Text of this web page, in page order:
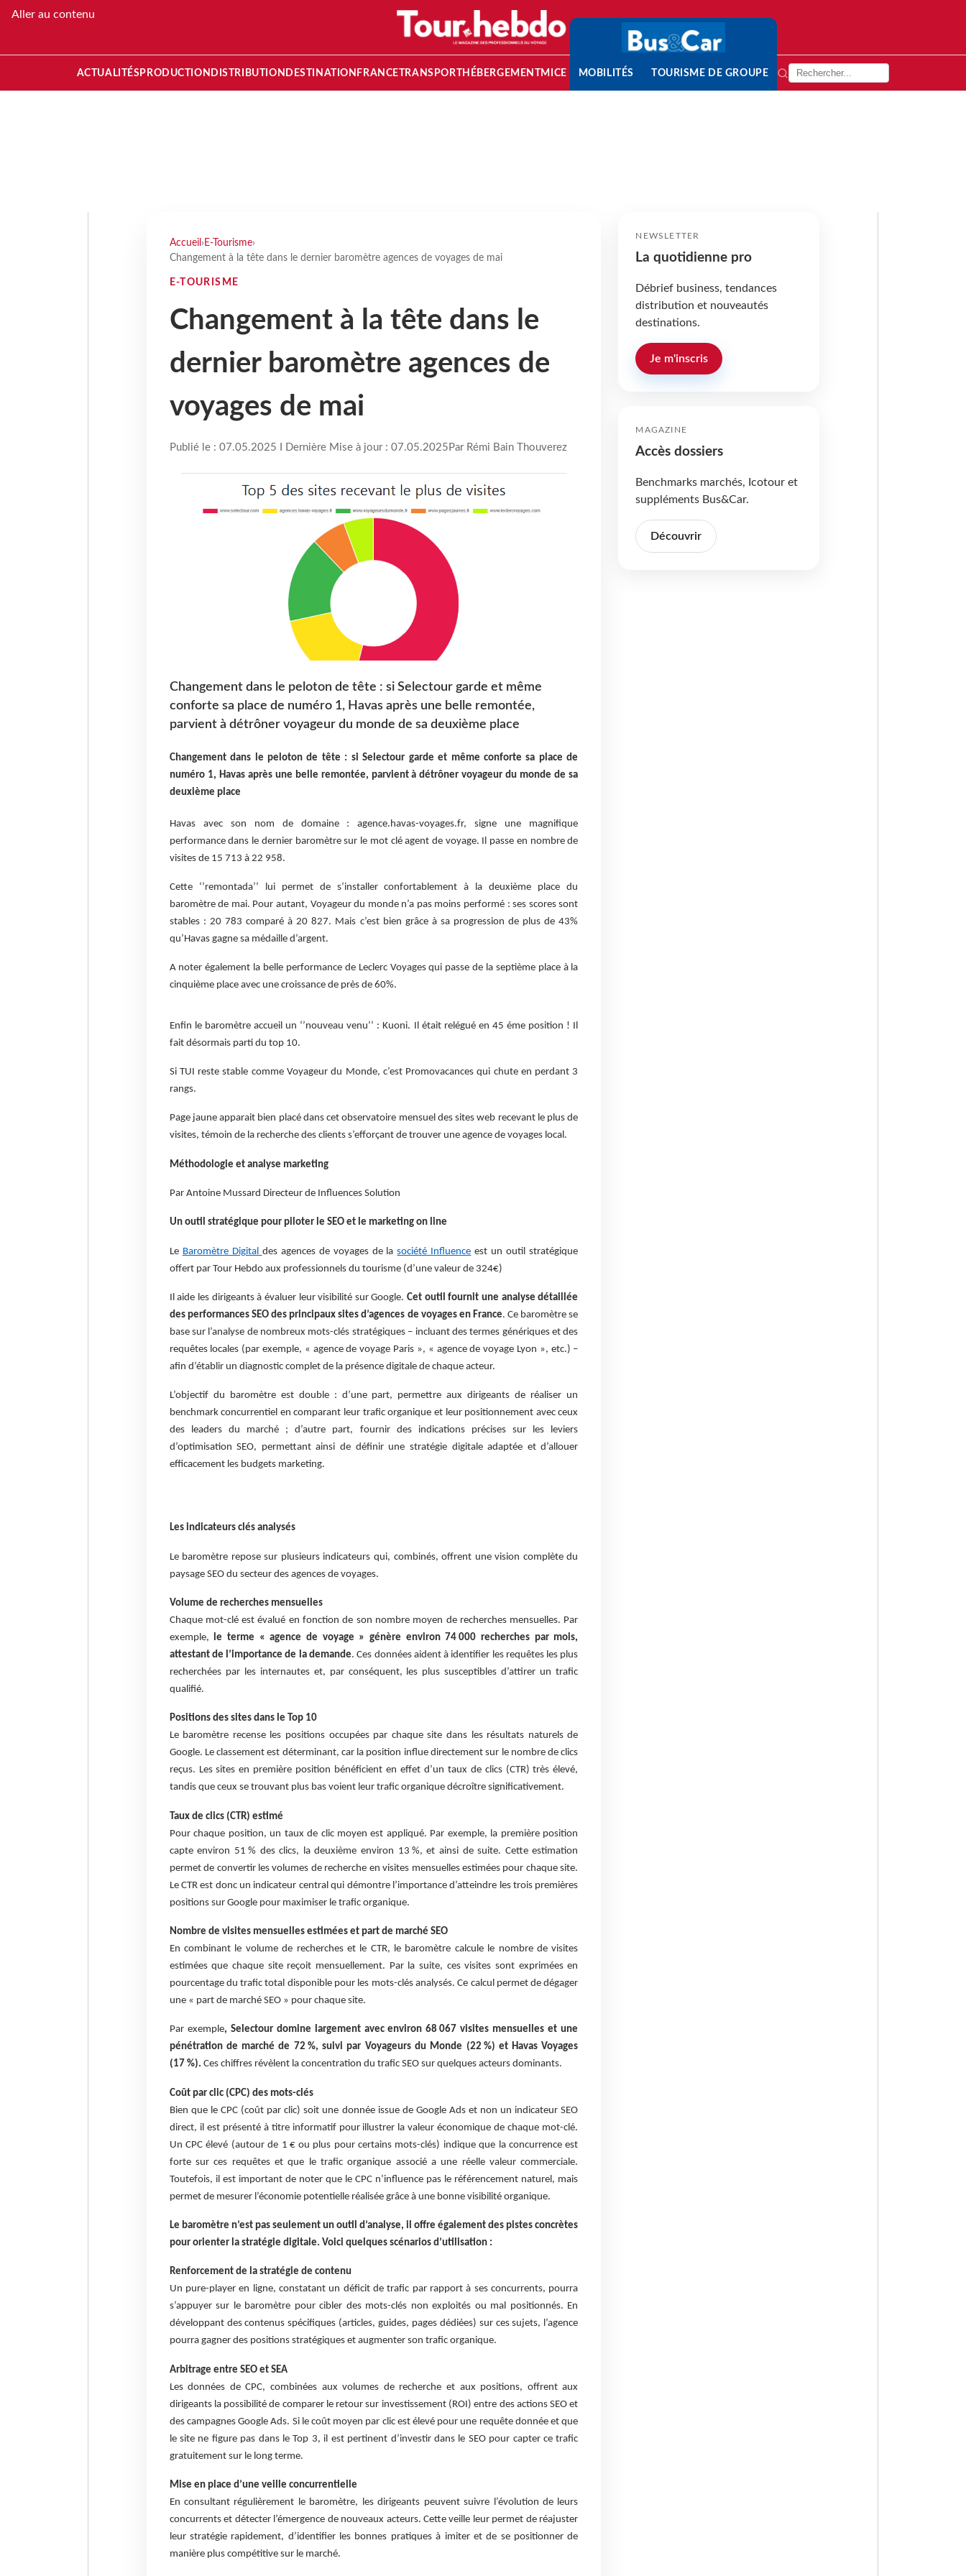
Aller au contenu
ACTUALITÉS PRODUCTION DISTRIBUTION DESTINATION FRANCETRANSPORT HÉBERGEMENTMICE MOBILITÉS TOURISME DE GROUPE
Accueil › E-Tourisme›
Changement à la tête dans le dernier baromètre agences de voyages de mai
E-TOURISME
Changement à la tête dans le
dernier baromètre agences de
voyages de mai
Publié le : 07.05.2025 I Dernière Mise à jour : 07.05.2025 Par Rémi Bain Thouverez
Changement dans le peloton de tête : si Selectour garde et même
conforte sa place de numéro 1, Havas après une belle remontée,
parvient à détrôner voyageur du monde de sa deuxième place
Changement dans le peloton de tête : si Selectour garde et même conforte sa place de
numéro 1, Havas après une belle remontée, parvient à détrôner voyageur du monde de sa
deuxième place
Havas avec son nom de domaine : agence.havas-voyages.fr, signe une magnifique
performance dans le dernier baromètre sur le mot clé agent de voyage. Il passe en nombre de
visites de 15 713 à 22 958.
Cette ‘’remontada’’ lui permet de s’installer confortablement à la deuxième place du
baromètre de mai. Pour autant, Voyageur du monde n’a pas moins performé : ses scores sont
stables : 20 783 comparé à 20 827. Mais c’est bien grâce à sa progression de plus de 43%
qu’Havas gagne sa médaille d’argent.
A noter également la belle performance de Leclerc Voyages qui passe de la septième place à la
cinquième place avec une croissance de près de 60%.
Enfin le baromètre accueil un ‘’nouveau venu’’ : Kuoni. Il était relégué en 45 éme position ! Il
fait désormais parti du top 10.
Si TUI reste stable comme Voyageur du Monde, c’est Promovacances qui chute en perdant 3
rangs.
Page jaune apparait bien placé dans cet observatoire mensuel des sites web recevant le plus de
visites, témoin de la recherche des clients s’efforçant de trouver une agence de voyages local.
Méthodologie et analyse marketing
Par Antoine Mussard Directeur de Influences Solution
Un outil stratégique pour piloter le SEO et le marketing on line
Le Baromètre Digital des agences de voyages de lasociété Influence est un outil stratégique
offert par Tour Hebdo aux professionnels du tourisme (d’une valeur de 324€)
Il aide les dirigeants à évaluer leur visibilité sur Google.Cet outil fournit une analyse détaillée
des performances SEO des principaux sites d’agences de voyages en France. Ce baromètre se
base sur l’analyse de nombreux mots-clés stratégiques – incluant des termes génériques et des
requêtes locales (par exemple, « agence de voyage Paris », « agence de voyage Lyon », etc.) –
afin d’établir un diagnostic complet de la présence digitale de chaque acteur.
L’objectif du baromètre est double : d’une part, permettre aux dirigeants de réaliser un
benchmark concurrentiel en comparant leur trafic organique et leur positionnement avec ceux
des leaders du marché ; d’autre part, fournir des indications précises sur les leviers
d’optimisation SEO, permettant ainsi de définir une stratégie digitale adaptée et d’allouer
efficacement les budgets marketing.
Les indicateurs clés analysés
Le baromètre repose sur plusieurs indicateurs qui, combinés, offrent une vision complète du
paysage SEO du secteur des agences de voyages.
Volume de recherches mensuelles
Chaque mot-clé est évalué en fonction de son nombre moyen de recherches mensuelles. Par
exemple, le terme « agence de voyage » génère environ 74 000 recherches par mois,
attestant de l’importance de la demande. Ces données aident à identifier les requêtes les plus
recherchées par les internautes et, par conséquent, les plus susceptibles d’attirer un trafic
qualifié.
Positions des sites dans le Top 10
Le baromètre recense les positions occupées par chaque site dans les résultats naturels de
Google. Le classement est déterminant, car la position influe directement sur le nombre de clics
reçus. Les sites en première position bénéficient en effet d’un taux de clics (CTR) très élevé,
tandis que ceux se trouvant plus bas voient leur trafic organique décroître significativement.
Taux de clics (CTR) estimé
Pour chaque position, un taux de clic moyen est appliqué. Par exemple, la première position
capte environ 51 % des clics, la deuxième environ 13 %, et ainsi de suite. Cette estimation
permet de convertir les volumes de recherche en visites mensuelles estimées pour chaque site.
Le CTR est donc un indicateur central qui démontre l’importance d’atteindre les trois premières
positions sur Google pour maximiser le trafic organique.
Nombre de visites mensuelles estimées et part de marché SEO
En combinant le volume de recherches et le CTR, le baromètre calcule le nombre de visites
estimées que chaque site reçoit mensuellement. Par la suite, ces visites sont exprimées en
pourcentage du trafic total disponible pour les mots-clés analysés. Ce calcul permet de dégager
une « part de marché SEO » pour chaque site.
Par exemple, Selectour domine largement avec environ 68 067 visites mensuelles et une
pénétration de marché de 72 %, suivi par Voyageurs du Monde (22 %) et Havas Voyages
(17 %). Ces chiffres révèlent la concentration du trafic SEO sur quelques acteurs dominants.
Coût par clic (CPC) des mots-clés
Bien que le CPC (coût par clic) soit une donnée issue de Google Ads et non un indicateur SEO
direct, il est présenté à titre informatif pour illustrer la valeur économique de chaque mot-clé.
Un CPC élevé (autour de 1 € ou plus pour certains mots-clés) indique que la concurrence est
forte sur ces requêtes et que le trafic organique associé a une réelle valeur commerciale.
Toutefois, il est important de noter que le CPC n’influence pas le référencement naturel, mais
permet de mesurer l’économie potentielle réalisée grâce à une bonne visibilité organique.
Le baromètre n’est pas seulement un outil d’analyse, il offre également des pistes concrètes
pour orienter la stratégie digitale. Voici quelques scénarios d’utilisation :
Renforcement de la stratégie de contenu
Un pure-player en ligne, constatant un déficit de trafic par rapport à ses concurrents, pourra
s’appuyer sur le baromètre pour cibler des mots-clés non exploités ou mal positionnés. En
développant des contenus spécifiques (articles, guides, pages dédiées) sur ces sujets, l’agence
pourra gagner des positions stratégiques et augmenter son trafic organique.
Arbitrage entre SEO et SEA
Les données de CPC, combinées aux volumes de recherche et aux positions, offrent aux
dirigeants la possibilité de comparer le retour sur investissement (ROI) entre des actions SEO et
des campagnes Google Ads. Si le coût moyen par clic est élevé pour une requête donnée et que
le site ne figure pas dans le Top 3, il est pertinent d’investir dans le SEO pour capter ce trafic
gratuitement sur le long terme.
Mise en place d’une veille concurrentielle
En consultant régulièrement le baromètre, les dirigeants peuvent suivre l’évolution de leurs
concurrents et détecter l’émergence de nouveaux acteurs. Cette veille leur permet de réajuster
leur stratégie rapidement, d’identifier les bonnes pratiques à imiter et de se positionner de
manière plus compétitive sur le marché.
NEWSLETTER
La quotidienne pro
Débrief business, tendances
distribution et nouveautés
destinations.
Je m'inscris
MAGAZINE
Accès dossiers
Benchmarks marchés, Icotour et
suppléments Bus&Car.
Découvrir